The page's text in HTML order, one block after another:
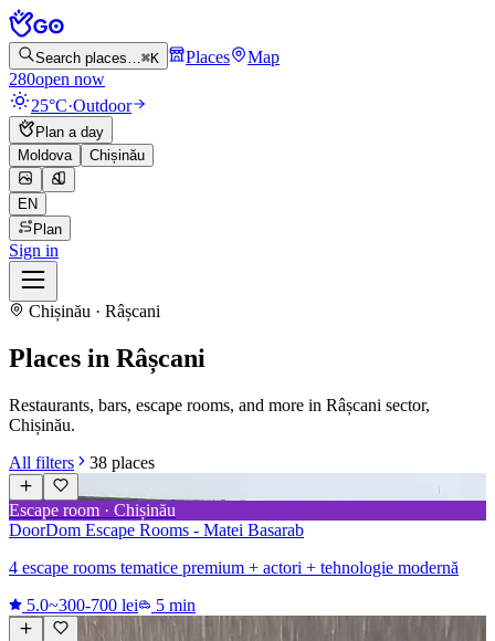
Search places…⌘K Places
Map
280open now
25°C·Outdoor
Plan a day
Moldova
Chișinău
EN
Plan
Sign in
Chișinău · Râșcani
Places in Râșcani
Restaurants, bars, escape rooms, and more in Râșcani sector,
Chișinău.
All filters
38 places
Escape room · Chișinău
DoorDom Escape Rooms - Matei Basarab
4 escape rooms tematice premium + actori + tehnologie modernă
5.0~300-700 lei 5 min